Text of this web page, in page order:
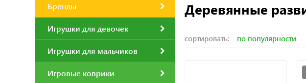
Бренды
Игрушки для девочек
Игрушки для мальчиков
Игровые коврики
Деревянные
сортировать: